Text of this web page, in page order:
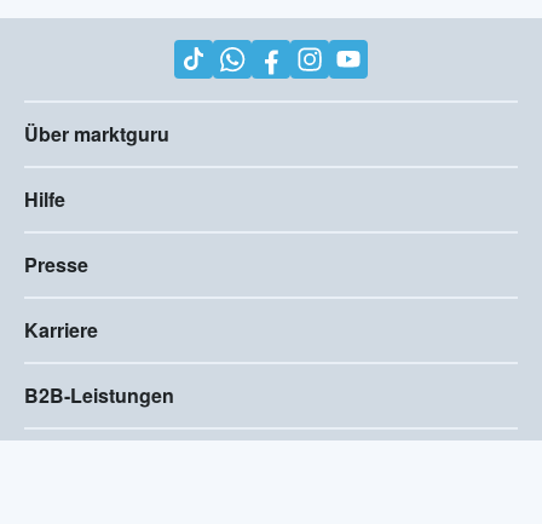
Über marktguru
Hilfe
Presse
Karriere
B2B-Leistungen